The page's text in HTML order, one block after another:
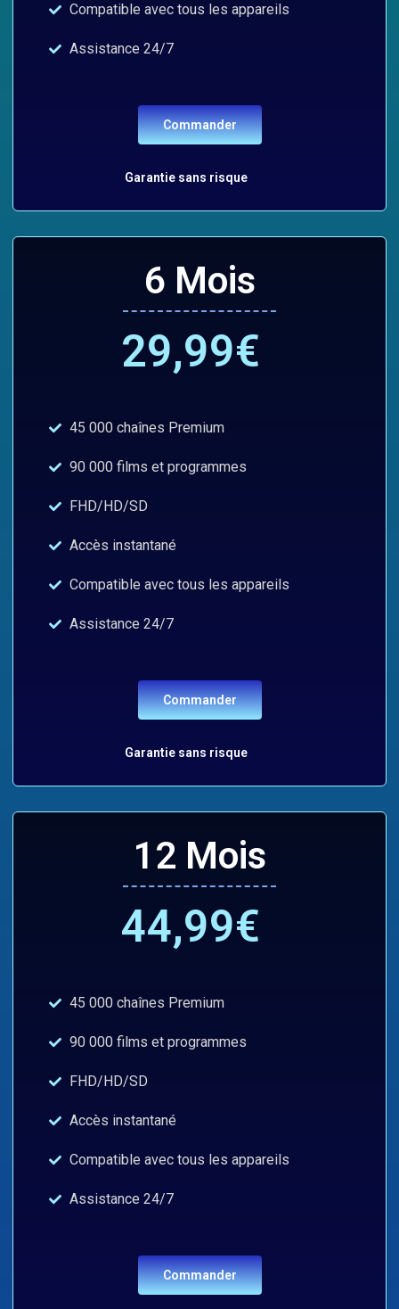
Compatible avec tous les appareils
Assistance 24/7
Commander
Garantie sans risque
6 Mois
29,99€
45 000 chaînes Premium
90 000 films et programmes
FHD/HD/SD
Accès instantané
Compatible avec tous les appareils
Assistance 24/7
Commander
Garantie sans risque
12 Mois
44,99€
45 000 chaînes Premium
90 000 films et programmes
FHD/HD/SD
Accès instantané
Compatible avec tous les appareils
Assistance 24/7
Commander